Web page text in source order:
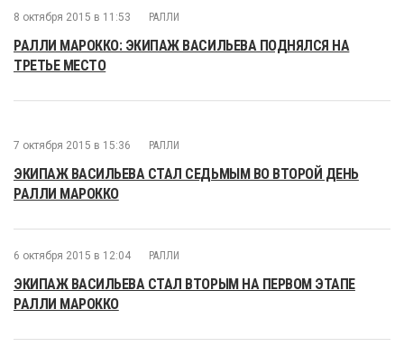
8 октября 2015 в 11:53 РАЛЛИ
РАЛЛИ МАРОККО: ЭКИПАЖ ВАСИЛЬЕВА ПОДНЯЛСЯ НА
ТРЕТЬЕ МЕСТО
7 октября 2015 в 15:36 РАЛЛИ
ЭКИПАЖ ВАСИЛЬЕВА СТАЛ СЕДЬМЫМ ВО ВТОРОЙ ДЕНЬ
РАЛЛИ МАРОККО
6 октября 2015 в 12:04 РАЛЛИ
ЭКИПАЖ ВАСИЛЬЕВА СТАЛ ВТОРЫМ НА ПЕРВОМ ЭТАПЕ
РАЛЛИ МАРОККО